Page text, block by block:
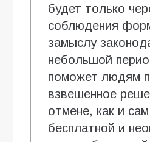
будет только
соблюдения
замыслу
небольшой
поможет людям
взвешенное
отмене, как и
бесплатной и